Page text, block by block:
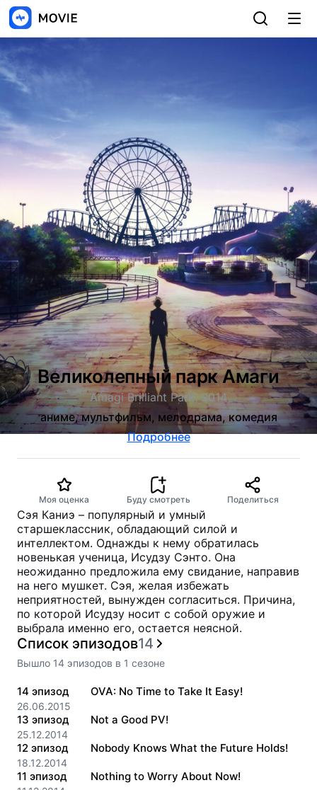
Великолепный парк Амаги
Amagi Brilliant Park, 2014
аниме, мультфильм, мелодрама, комедия
Подробнее
Моя оценка Буду смотреть Поделиться
Сэя Каниэ – популярный и умный
старшеклассник, обладающий силой и
интеллектом. Однажды к нему обратилась
новенькая ученица, Исудзу Сэнто. Она
неожиданно предложила ему свидание, направив
на него мушкет. Сэя, желая избежать
неприятностей, вынужден согласиться. Причина,
по которой Исудзу носит с собой оружие и
выбрала именно его, остается неясной.
Список эпизодов14
Вышло 14 эпизодов в 1 сезоне
14 эпизод
26.06.2015
OVA: No Time to Take It Easy!
13 эпизод
25.12.2014
Not a Good PV!
12 эпизод
18.12.2014
Nobody Knows What the Future Holds!
11 эпизод Nothing to Worry About Now!